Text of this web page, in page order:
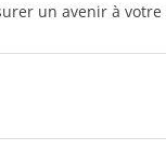
un avenir à votre